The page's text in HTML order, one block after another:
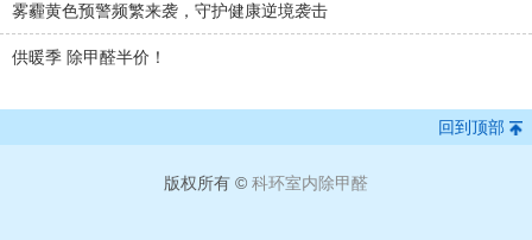
雾霾黄色预警频繁来袭，守护健康逆境袭击
供暖季 除甲醛半价！
回到顶部
版权所有 © 科环室内除甲醛